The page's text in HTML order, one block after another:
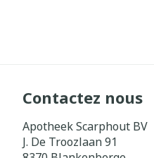
Contactez nous
Apotheek Scarphout BV
J. De Troozlaan 91